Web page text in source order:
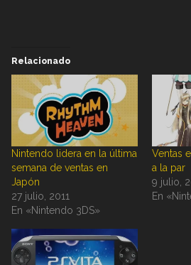
Relacionado
Nintendo lidera en la última
semana de ventas en
Japón
27 julio, 2011
En «Nintendo 3DS»
Ventas
a la par
9 julio,
En